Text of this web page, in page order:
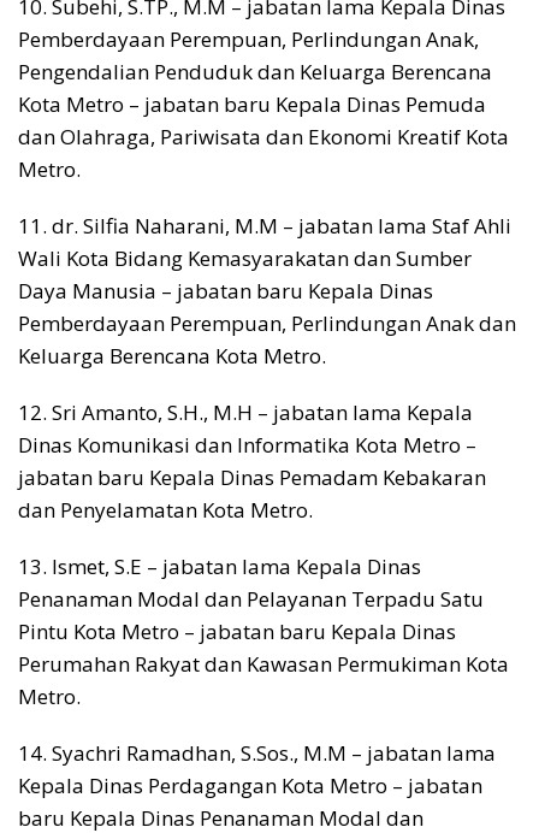
10. Subehi, S.TP., M.M – jabatan lama Kepala Dinas
Pemberdayaan Perempuan, Perlindungan Anak,
Pengendalian Penduduk dan Keluarga Berencana
Kota Metro – jabatan baru Kepala Dinas Pemuda
dan Olahraga, Pariwisata dan Ekonomi Kreatif Kota
Metro.
11. dr. Silfia Naharani, M.M – jabatan lama Staf Ahli
Wali Kota Bidang Kemasyarakatan dan Sumber
Daya Manusia – jabatan baru Kepala Dinas
Pemberdayaan Perempuan, Perlindungan Anak dan
Keluarga Berencana Kota Metro.
12. Sri Amanto, S.H., M.H – jabatan lama Kepala
Dinas Komunikasi dan Informatika Kota Metro –
jabatan baru Kepala Dinas Pemadam Kebakaran
dan Penyelamatan Kota Metro.
13. Ismet, S.E – jabatan lama Kepala Dinas
Penanaman Modal dan Pelayanan Terpadu Satu
Pintu Kota Metro – jabatan baru Kepala Dinas
Perumahan Rakyat dan Kawasan Permukiman Kota
Metro.
14. Syachri Ramadhan, S.Sos., M.M – jabatan lama
Kepala Dinas Perdagangan Kota Metro – jabatan
baru Kepala Dinas Penanaman Modal dan